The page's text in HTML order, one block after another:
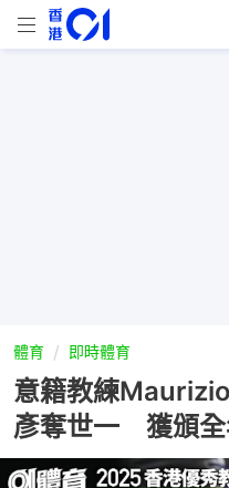
體育 即時體育
意籍教練
彥奪世一 獲頒全